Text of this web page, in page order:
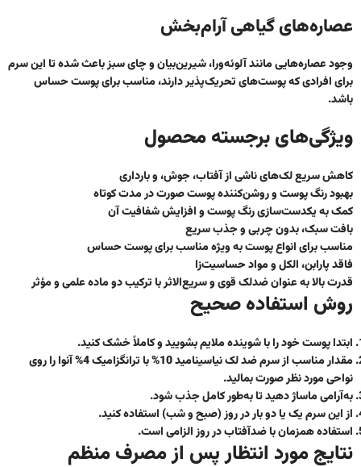
عصاره‌های گیاهی آرام‌بخش
وجود عصاره‌هایی مانند آلوئه‌ورا، شیرین‌بیان و چای سبز باعث شده تا این سرم
برای افرادی که پوست‌های تحریک‌پذیر دارند،مناسب برای پوست حساس
باشد.
ویژگی‌های برجسته محصول
کاهش سریع لک‌های ناشی از آفتاب، جوش، و بارداری
بهبود رنگ پوست وروشن‌کننده پوست صورتدر مدت کوتاه
کمک به یکدست‌سازی رنگ پوست و افزایش شفافیت آن
بافت سبک، بدون چربی و جذب سریع
مناسب برای انواع پوست به ویژهمناسب برای پوست حساس
فاقد پارابن، الکل و مواد حساسیت‌زا
قدرت بالا به عنوانضدلک قوی و سریع‌الاثربا ترکیب دو ماده علمی و مؤثر
روش استفاده صحیح
ابتدا پوست خود را با شوینده ملایم بشویید و کاملاً خشک کنید.
مقدار مناسب ازسرم ضد لک نیاسینامید 10% با ترانگزامیک 4% آنوا
را روی
نواحی مورد نظر صورت بمالید.
به‌آرامی ماساژ دهید تا به‌طور کامل جذب شود.
از این سرم یک یا دو بار در روز (صبح و شب) استفاده کنید.
استفاده همزمان با ضدآفتاب در روز الزامی است.
نتایج مورد انتظار پس از مصرف منظم